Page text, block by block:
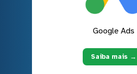
Google Ads
Saiba mais →